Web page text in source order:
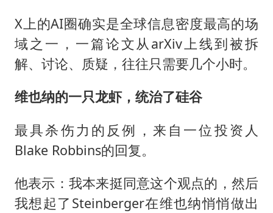
X上的AI圈确实是全球信息密度最高的场
域之一，一篇论文从arXiv上线到被拆
解、讨论、质疑，往往只需要几个小时。
维也纳的一只龙虾，统治了硅谷
最具杀伤力的反例，来自一位投资人
Blake Robbins的回复。
他表示：我本来挺同意这个观点的，然后
我想起了Steinberger在维也纳悄悄做出